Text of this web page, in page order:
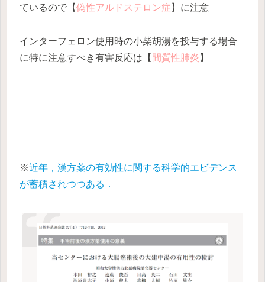
ているので【偽性アルドステロン症 】に注意
インターフェロン使用時の小柴胡湯を投与する場合
に特に注意すべき有害反応は【 間質性肺炎 】
※近年，漢方薬の有効性に関する科学的エビデンス
が蓄積されつつある．